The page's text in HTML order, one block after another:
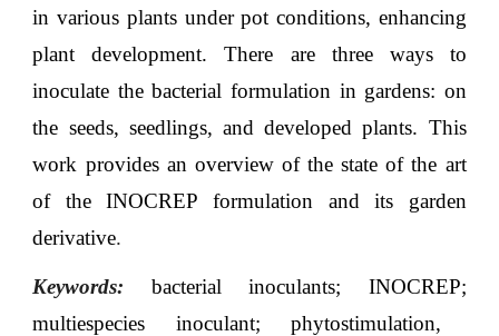
in various plants under pot conditions, enhancing
plant development. There are three ways to
inoculate the bacterial formulation in gardens: on
the seeds, seedlings, and developed plants. This
work provides an overview of the state of the art
of the INOCREP formulation and its garden
derivative.
Keywords: bacterial inoculants; INOCREP;
multiespecies inoculant; phytostimulation,